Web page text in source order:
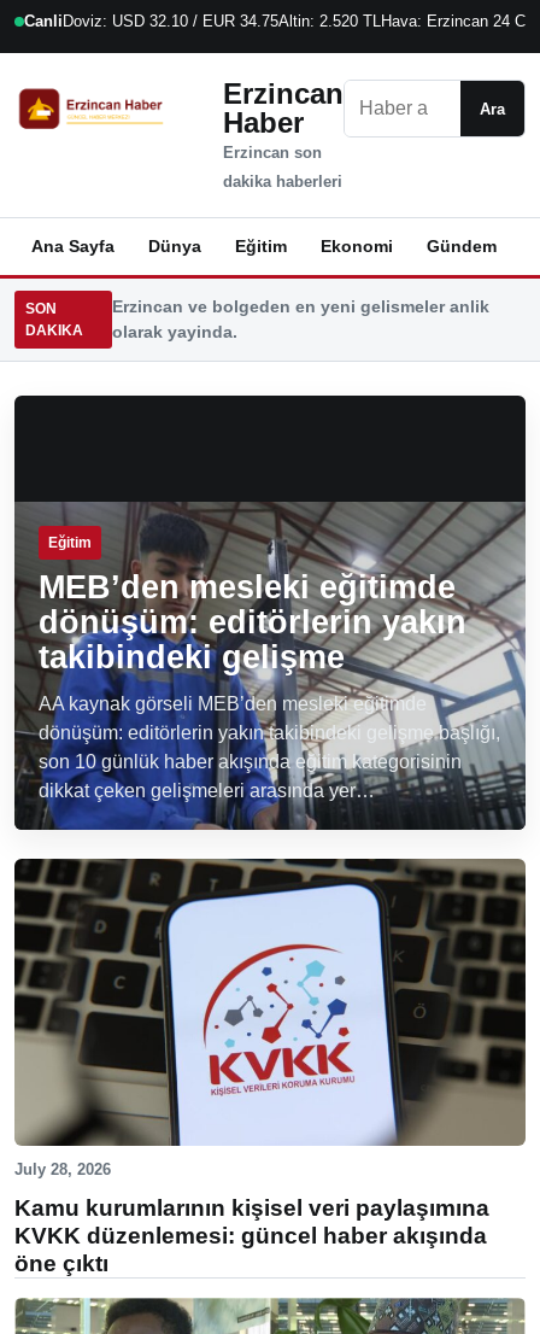
Canli Doviz: USD 32.10 / EUR 34.75Altin: 2.520 TLHava: Erzincan 24 C
Erzincan
Haber
Erzincan son
dakika haberleri
Ara
Ana Sayfa Dünya Eğitim Ekonomi Gündem
SON
DAKIKA
Erzincan ve bolgeden en yeni gelismeler anlik
olarak yayinda.
Eğitim
MEB’den mesleki eğitimde
dönüşüm: editörlerin yakın
takibindeki gelişme
AA kaynak görseli MEB’den mesleki eğitimde
dönüşüm: editörlerin yakın takibindeki gelişme başlığı,
son 10 günlük haber akışında eğitim kategorisinin
dikkat çeken gelişmeleri arasında yer…
July 28, 2026
Kamu kurumlarının kişisel veri paylaşımına
KVKK düzenlemesi: güncel haber akışında
öne çıktı